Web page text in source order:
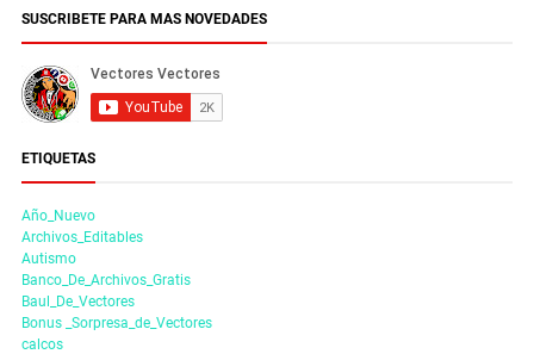
SUSCRIBETE PARA MAS NOVEDADES
ETIQUETAS
Año_Nuevo
Archivos_Editables
Autismo
Banco_De_Archivos_Gratis
Baul_De_Vectores
Bonus _Sorpresa_de_Vectores
calcos